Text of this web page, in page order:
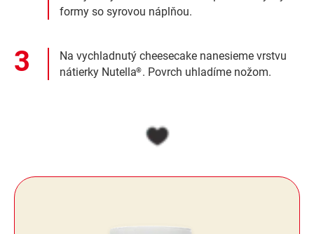
formy so syrovou náplňou.
Na vychladnutý cheesecake nanesieme vrstvu
nátierky Nutella®. Povrch uhladíme nožom.